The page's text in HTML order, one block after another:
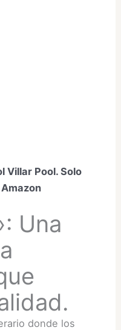
Villar Pool. Solo
Una
donde los